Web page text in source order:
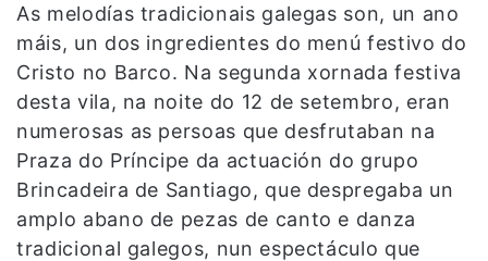
As melodías tradicionais galegas son, un ano
máis, un dos ingredientes do menú festivo do
Cristo no Barco. Na segunda xornada festiva
desta vila, na noite do 12 de setembro, eran
numerosas as persoas que desfrutaban na
Praza do Príncipe da actuación do grupo
Brincadeira de Santiago, que despregaba un
amplo abano de pezas de canto e danza
tradicional galegos, nun espectáculo que